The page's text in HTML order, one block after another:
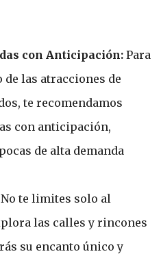
con Anticipación: Para
las atracciones de
te recomendamos
con anticipación,
de alta demanda
No te limites solo al
las calles y rincones
su encanto único y